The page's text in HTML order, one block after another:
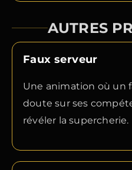
AUTRES
Faux serveur
Une animation où un
doute sur ses
révéler la supercherie.